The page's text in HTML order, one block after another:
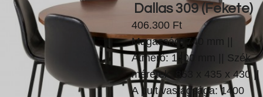
Dallas 309 (Fekete)
406.300 Ft
Magasság: 740 mm ||
Átmérő: 1400 mm || Szék
méretek: 853 x 435 x 430 ||
A pult vastagsága: 1400